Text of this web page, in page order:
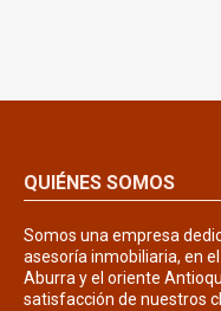
QUIÉNES SOMOS
Somos una empresa
asesoría inmobiliaria, en
Aburra y el oriente
satisfacción de nuestros